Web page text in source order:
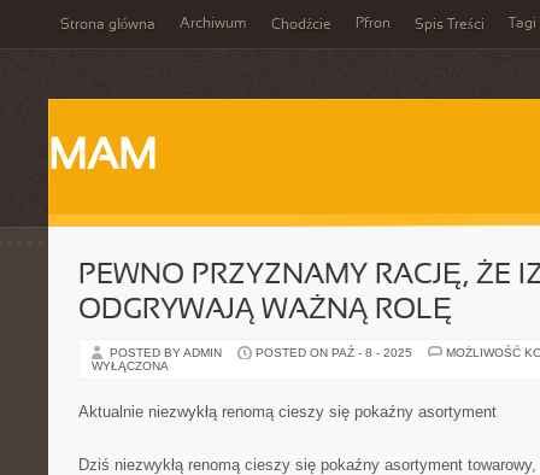
Strona główna Archiwum Chodźcie Pfron Spis Treści Tagi
MAM
PEWNO PRZYZNAMY RACJĘ, ŻE
ODGRYWAJĄ WAŻNĄ ROLĘ
POSTED BY ADMIN POSTED ON PAŹ - 8 - 2025
MOŻLIWOŚĆ
WYŁĄCZONA
Aktualnie niezwykłą renomą cieszy się pokaźny asortyment
Dziś niezwykłą renomą cieszy się pokaźny asortyment